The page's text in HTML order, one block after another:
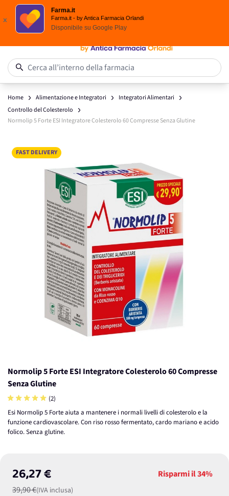
Spedizione
x
Farma.it
Farma.it - by Antica Farmacia Orlandi
Disponibile su Google Play
Salta al contenuto
Cerca all’interno della farmacia
Home Alimentazione e Integratori
Integratori Alimentari
Controllo del Colesterolo
Normolip 5 Forte ESI Integratore Colesterolo 60 Compresse Senza Glutine
FAST DELIVERY
Main image
Click to view image in fullscreen
Normolip 5 Forte ESI Integratore Colesterolo 60 Compresse
Senza Glutine
(2)
Esi Normolip 5 Forte aiuta a mantenere i normali livelli di colesterolo e la
funzione cardiovascolare. Con riso rosso fermentato, cardo mariano e acido
folico. Senza glutine.
26,27 €
39,90 €(IVA inclusa)
Risparmi il34%